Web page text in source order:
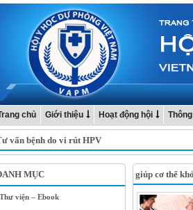
chủ Giới thiệu Hoạt động hội
vấn bệnh do vi rút HPV
MỤC
Thư viện – Ebook
giúp cơ thể